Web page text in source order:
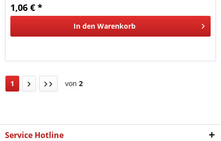
1,06 € *
In den Warenkorb
1 von 2
Service Hotline